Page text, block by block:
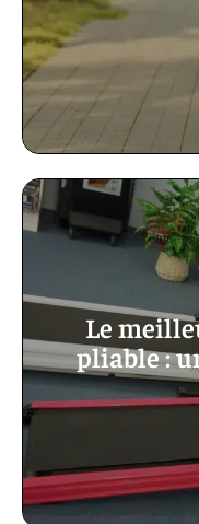
Le
pliable :